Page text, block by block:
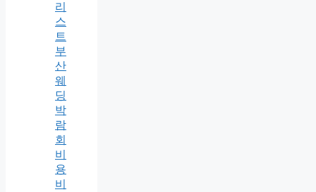
리
스
트
부
산
웨
딩
박
람
회
비
용
비